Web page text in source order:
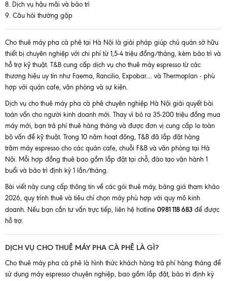
Dịch vụ hậu mãi và bảo trì
Câu hỏi thường gặp
Cho thuê máy pha cà phê tại Hà Nội là giải pháp giúp chủ quán sở hữu
thiết bị chuyên nghiệp với chi phí từ 1,5-4 triệu đồng/tháng, kèm bảo trì và
hỗ trợ kỹ thuật. T&B cung cấp dịch vụ cho thuê máy espresso từ các
thương hiệu uy tín như Faema, Rancilio, Expobar.... và Thermoplan - phù
hợp với quán cafe, văn phòng và sự kiện.
Dịch vụ cho thuê máy pha cà phê chuyên nghiệp Hà Nội giải quyết bài
toán vốn cho người kinh doanh mới. Thay vì bỏ ra 35-200 triệu đồng mua
máy mới, bạn trả phí thuê hàng tháng và được đơn vị cung cấp lo toàn
bộ vấn đề kỹ thuật. Trong 10 năm hoạt động, T&B đã lắp đặt hàng
trăm máy espresso cho các quán cafe, chuỗi F&B và văn phòng tại Hà
Nội. Mỗi hợp đồng thuê bao gồm lắp đặt tại chỗ, đào tạo vận hành 1
buổi và bảo trì định kỳ 1 lần/tháng.
Bài viết này cung cấp thông tin về các gói thuê máy, bảng giá tham khảo
2026, quy trình thuê và tiêu chí chọn máy phù hợp với quy mô kinh
doanh. Nếu bạn cần tư vấn trực tiếp, liên hệ hotline 0981 118 683 để được
hỗ trợ.
DỊCH VỤ CHO THUÊ MÁY PHA CÀ PHÊ LÀ GÌ?
Cho thuê máy pha cà phê là hình thức khách hàng trả phí hàng tháng để
sử dụng máy espresso chuyên nghiệp, bao gồm lắp đặt, bảo trì định kỳ